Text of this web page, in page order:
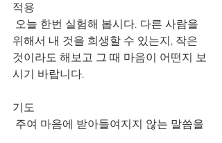
적용
위해서 내 것을 희생할 수 있는지, 작은
것이라도 해보고 그 때 마음이 어떤지 보
시기 바랍니다.
기도